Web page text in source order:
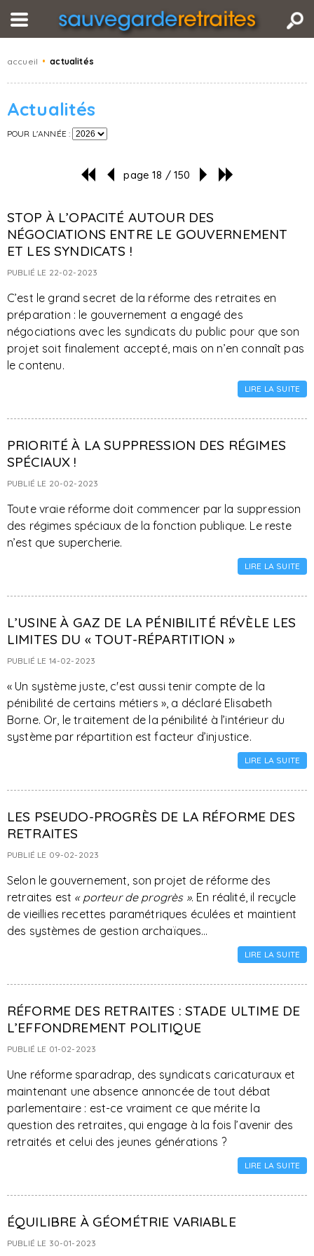
accueil • actualités
Actualités
POUR L'ANNÉE :
page 18 / 150
STOP À L’OPACITÉ AUTOUR DES
NÉGOCIATIONS ENTRE LE GOUVERNEMENT
ET LES SYNDICATS !
PUBLIÉ LE 22-02-2023
C’est le grand secret de la réforme des retraites en
préparation : le gouvernement a engagé des
négociations avec les syndicats du public pour que son
projet soit finalement accepté, mais on n’en connaît pas
le contenu.
LIRE LA SUITE
PRIORITÉ À LA SUPPRESSION DES RÉGIMES
SPÉCIAUX !
PUBLIÉ LE 20-02-2023
Toute vraie réforme doit commencer par la suppression
des régimes spéciaux de la fonction publique. Le reste
n’est que supercherie.
LIRE LA SUITE
L’USINE À GAZ DE LA PÉNIBILITÉ RÉVÈLE LES
LIMITES DU « TOUT-RÉPARTITION »
PUBLIÉ LE 14-02-2023
« Un système juste, c'est aussi tenir compte de la
pénibilité de certains métiers », a déclaré Elisabeth
Borne. Or, le traitement de la pénibilité à l’intérieur du
système par répartition est facteur d’injustice.
LIRE LA SUITE
LES PSEUDO-PROGRÈS DE LA RÉFORME DES
RETRAITES
PUBLIÉ LE 09-02-2023
Selon le gouvernement, son projet de réforme des
retraites est « porteur de progrès ». En réalité, il recycle
de vieillies recettes paramétriques éculées et maintient
des systèmes de gestion archaïques…
LIRE LA SUITE
RÉFORME DES RETRAITES : STADE ULTIME DE
L’EFFONDREMENT POLITIQUE
PUBLIÉ LE 01-02-2023
Une réforme sparadrap, des syndicats caricaturaux et
maintenant une absence annoncée de tout débat
parlementaire : est-ce vraiment ce que mérite la
question des retraites, qui engage à la fois l’avenir des
retraités et celui des jeunes générations ?
LIRE LA SUITE
ÉQUILIBRE À GÉOMÉTRIE VARIABLE
PUBLIÉ LE 30-01-2023